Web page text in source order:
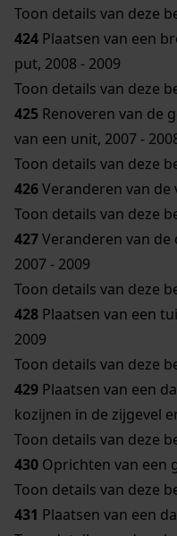
Toon details van deze
424 Plaatsen van een
put, 2008 - 2009
Toon details van deze
425 Renoveren van de
van een unit, 2007 -
Toon details van deze
426Veranderen van de
Toon details van deze
427Veranderen van
2007 - 2009
Toon details van deze
428 Plaatsen van een
2009
Toon details van deze
429 Plaatsen van een
kozijnen in de zijgevel
Toon details van deze
430 Oprichten van een
Toon details van deze
431 Plaatsen van een